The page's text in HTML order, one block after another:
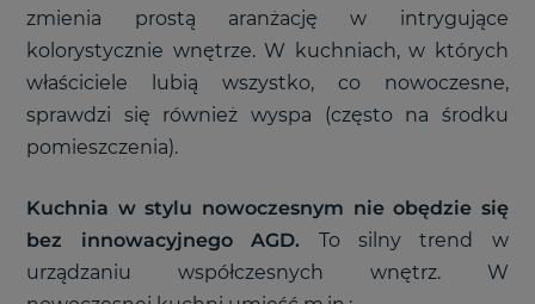
zmienia prostą aranżację w intrygujące
kolorystycznie wnętrze. W kuchniach, w których
właściciele lubią wszystko, co nowoczesne,
sprawdzi się również wyspa (często na środku
pomieszczenia).
Kuchnia w stylu nowoczesnym nie obędzie się
bez innowacyjnego AGD. To silny trend w
urządzaniu współczesnych wnętrz. W